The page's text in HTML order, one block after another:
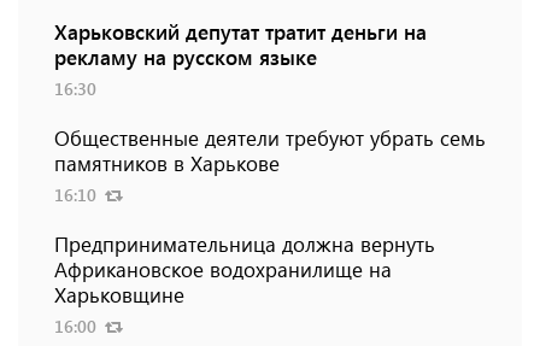
Харьковский депутат тратит деньги на
рекламу на русском языке
16:30
Общественные деятели требуют убрать семь
памятников в Харькове
16:10
Предпринимательница должна вернуть
Африкановское водохранилище на
Харьковщине
16:00